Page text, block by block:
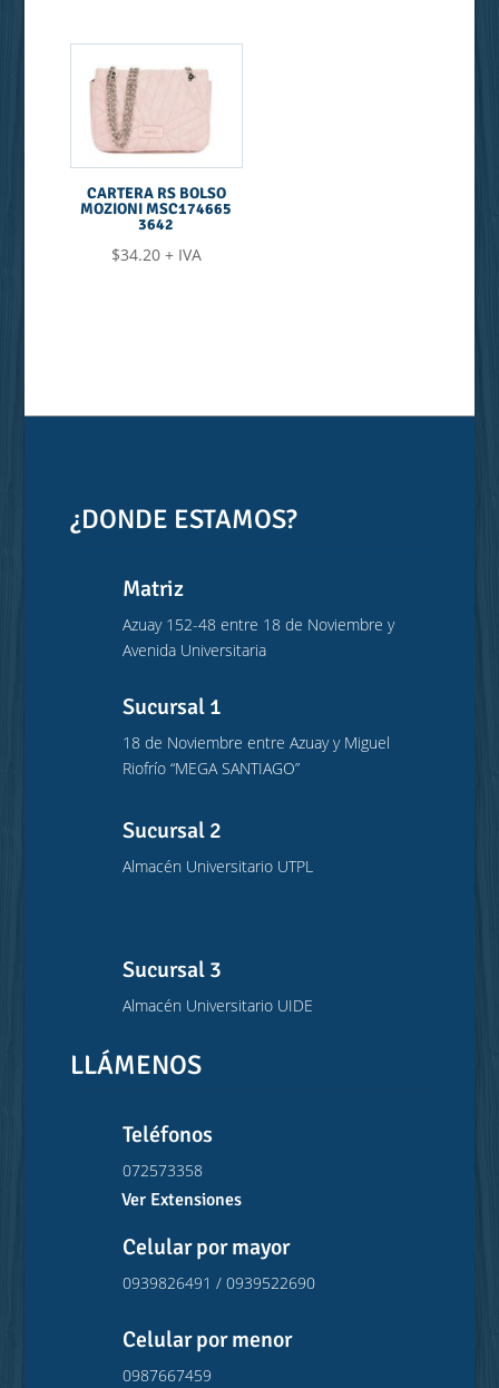
CARTERA RS BOLSO
MOZIONI MSC174665
3642
$34.20 + IVA
¿DONDE ESTAMOS?
Matriz
Azuay 152-48 entre 18 de Noviembre y
Avenida Universitaria
Sucursal 1
18 de Noviembre entre Azuay y Miguel
Riofrío “MEGA SANTIAGO”
Sucursal 2
Almacén Universitario UTPL
Sucursal 3
Almacén Universitario UIDE
LLÁMENOS
Teléfonos
072573358
Ver Extensiones
Celular por mayor
0939826491 / 0939522690
Celular por menor
0987667459